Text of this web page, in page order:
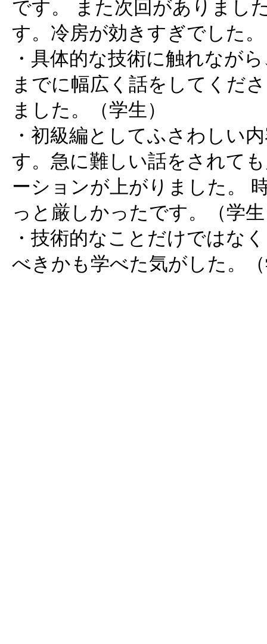
です。 また次回がありまし
す。冷房が効きすぎでした
・具体的な技術に触れなが
までに幅広く話をしてくだ
ました。（学生）
・初級編としてふさわしい
す。急に難しい話をされて
ーションが上がりました。
っと厳しかったです。（学
・技術的なことだけではな
べきかも学べた気がした。